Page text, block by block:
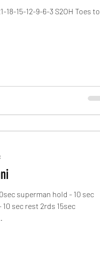
18-15-12-9-6-3 S2OH Toes to
superman hold - 10 sec
sec rest 2rds 15sec